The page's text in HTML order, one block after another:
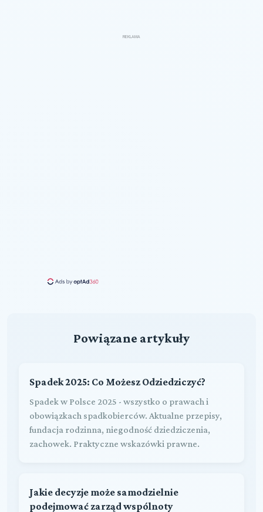
REKLAMA
Powiązane artykuły
Spadek 2025: Co Możesz Odziedziczyć?
Spadek w Polsce 2025 - wszystko o prawach i
obowiązkach spadkobierców. Aktualne przepisy,
fundacja rodzinna, niegodność dziedziczenia,
zachowek. Praktyczne wskazówki prawne.
Jakie decyzje może samodzielnie
podejmować zarząd wspólnoty